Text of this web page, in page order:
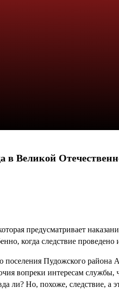
в Великой
предусматривает
когда следствие
поселения Пудожского
вопреки интересам
ли? Но, похоже,